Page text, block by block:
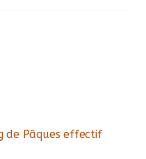
de Pâques effectif